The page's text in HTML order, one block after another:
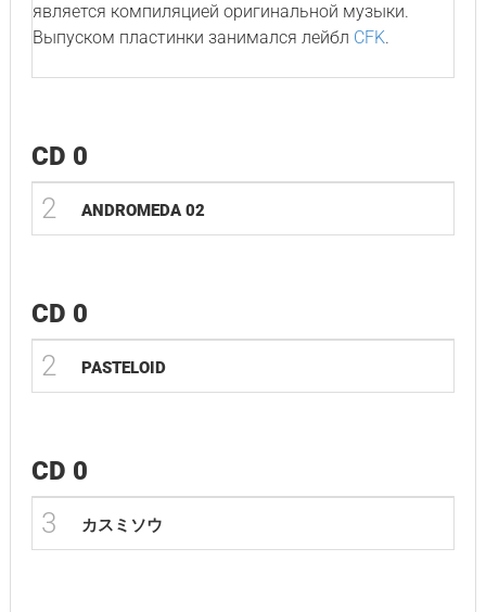
является компиляцией оригинальной музыки.
Выпуском пластинки занимался лейбл CFK.
CD 0
2 ANDROMEDA 02
CD 0
2 PASTELOID
CD 0
3 カスミソウ